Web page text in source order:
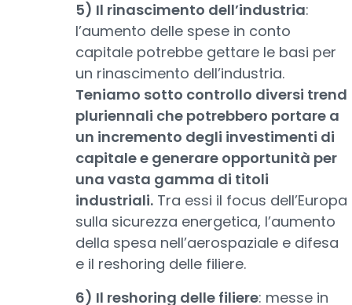
5) Il rinascimento dell’industria:
l’aumento delle spese in conto
capitale potrebbe gettare le basi per
un rinascimento dell’industria.
Teniamo sotto controllo diversi trend
pluriennali che potrebbero portare a
un incremento degli investimenti di
capitale e generare opportunità per
una vasta gamma di titoli
industriali. Tra essi il focus dell’Europa
sulla sicurezza energetica, l’aumento
della spesa nell’aerospaziale e difesa
e il reshoring delle filiere.
6) Il reshoring delle filiere: messe in